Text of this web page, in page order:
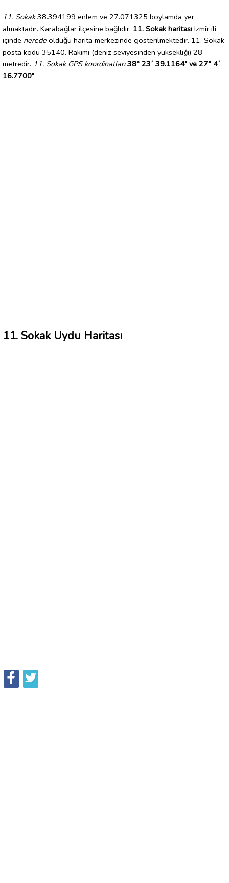
11. Sokak38.394199 enlem ve 27.071325 boylamda yer
almaktadır. Karabağlar ilçesine bağlıdır. 11. Sokak haritası Izmir ili
içinde nerede olduğu harita merkezinde gösterilmektedir. 11. Sokak
posta kodu 35140. Rakımı (deniz seviyesinden yüksekliği) 28
metredir. 11. Sokak GPS koordinatları 38° 23´ 39.1164" ve 27° 4´
16.7700".
11. Sokak Uydu Haritası